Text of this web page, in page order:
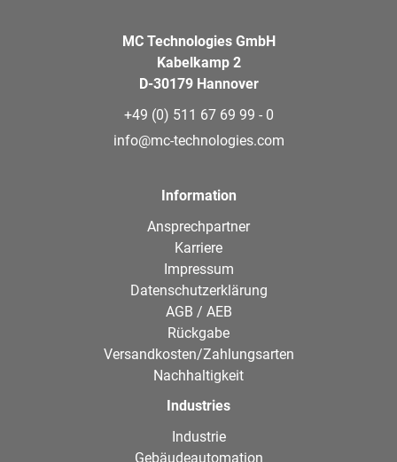
MC Technologies GmbH
Kabelkamp 2
D-30179 Hannover
+49 (0) 511 67 69 99 - 0
info@mc-technologies.com
Information
Ansprechpartner
Karriere
Impressum
Datenschutzerklärung
AGB / AEB
Rückgabe
Versandkosten/Zahlungsarten
Nachhaltigkeit
Industries
Industrie
Gebäudeautomation